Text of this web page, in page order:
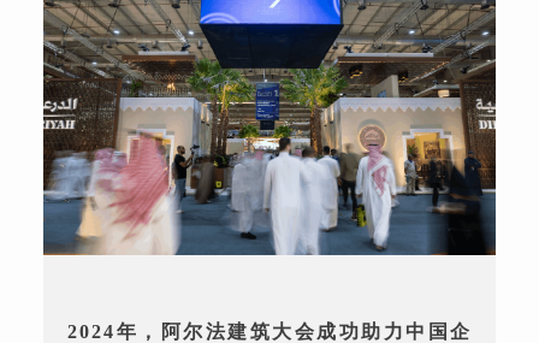
2024年，阿尔法建筑大会成功助力中国企